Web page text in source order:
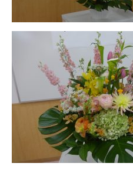
1号館総合受付：〒194-
TEL：042-729-1026 (